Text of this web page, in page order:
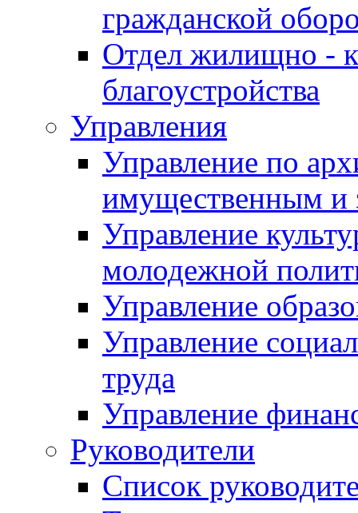
гражданской
Отдел жилищно -
благоустройства
Управления
Управление по
имущественным и
Управление
молодежной
Управление
Управление
труда
Управление
Руководители
Список